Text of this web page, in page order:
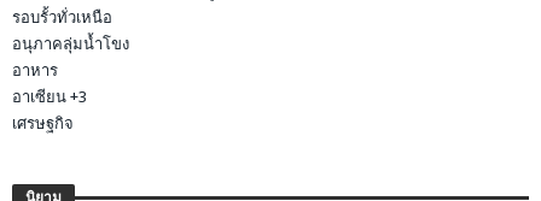
รอบรั้วทั่วเหนือ
อนุภาคลุ่มน้ำโขง
อาหาร
อาเซียน +3
เศรษฐกิจ
นิยาม